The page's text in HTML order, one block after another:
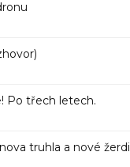
Po třech letech.
truhla a nové žerdi